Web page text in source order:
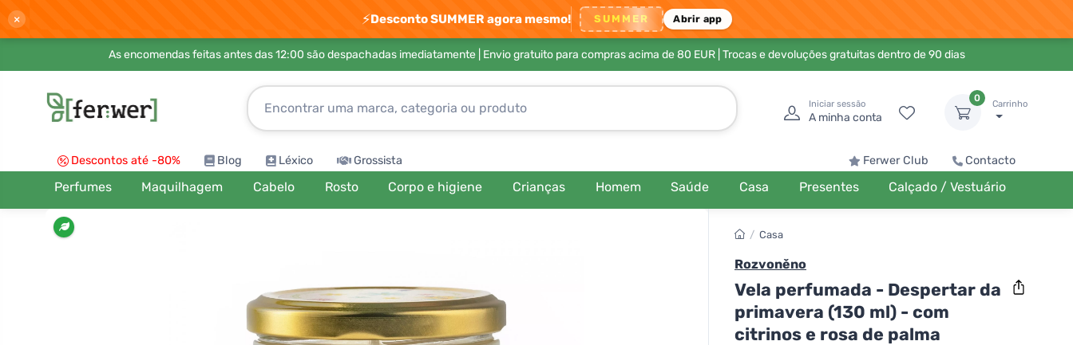
× ⚡Desconto SUMMER agora mesmo! SUMMER Abrir app
As encomendas feitas antes das 12:00 são despachadas imediatamente | Envio gratuito para compras acima de 80 EUR| Trocas e devoluções gratuitas dentro de 90 dias
Iniciar sessão
A minha conta
0
Carrinho
Descontos até -80% Blog Léxico Grossista Ferwer Club Contacto
Perfumes Maquilhagem Cabelo Rosto Corpo e higiene Crianças Homem Saúde Casa Presentes Calçado / Vestuário
/ Casa
Rozvoněno
Vela perfumada - Despertar da
primavera (130 ml) - com
citrinos e rosa de palma